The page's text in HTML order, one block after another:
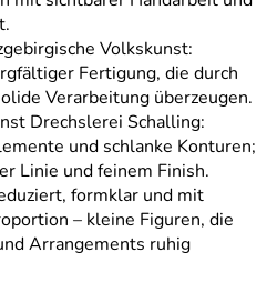
Volkskunst:
Fertigung, die durch
Verarbeitung überzeugen.
Drechslerei Schalling:
und schlanke Konturen;
Linie und feinem Finish.
formklar und mit
– kleine Figuren, die
Arrangements ruhig